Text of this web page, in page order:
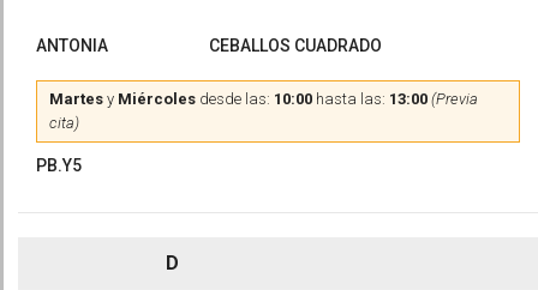
ANTONIA CEBALLOS CUADRADO
Martes y Miércoles desde las: 10:00 hasta las: 13:00 (Previa
cita)
PB.Y5
D